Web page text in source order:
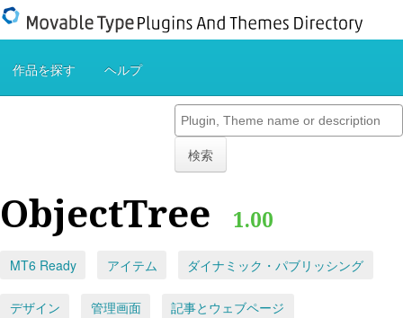
作品を探す ヘルプ
検索
ObjectTree 1.00
MT6 Ready アイテム ダイナミック・パブリッシング
デザイン 管理画面 記事とウェブページ